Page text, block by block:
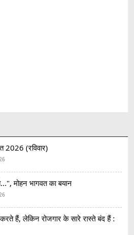
(रविवार)
मोहन भागवत का बयान
हैं, लेकिन रोजगार के सारे रास्ते बंद हैं :